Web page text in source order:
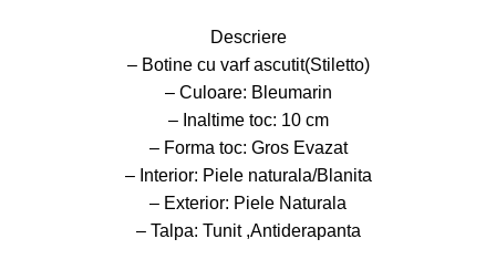
Descriere
– Botine cu varf ascutit(Stiletto)
– Culoare: Bleumarin
– Inaltime toc: 10 cm
– Forma toc: Gros Evazat
– Interior: Piele naturala/Blanita
– Exterior: Piele Naturala
– Talpa: Tunit ,Antiderapanta